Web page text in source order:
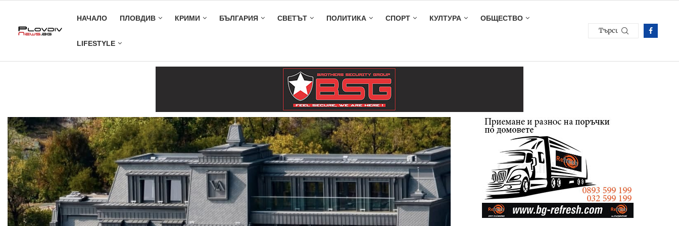
НАЧАЛО ПЛОВДИВ КРИМИ БЪЛГАРИЯ СВЕТЪТ ПОЛИТИКА СПОРТ КУЛТУРА ОБЩЕСТВО
LIFESTYLE